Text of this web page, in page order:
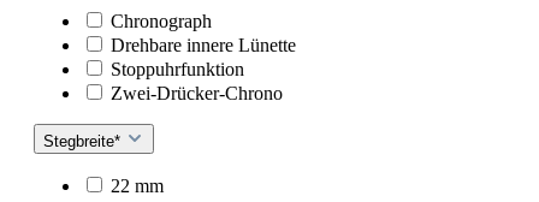
Chronograph
Drehbare innere Lünette
Stoppuhrfunktion
Zwei-Drücker-Chrono
Stegbreite*
22 mm